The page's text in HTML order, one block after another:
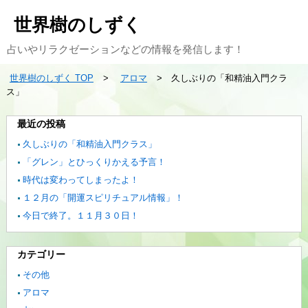
世界樹のしずく
占いやリラクゼーションなどの情報を発信します！
世界樹のしずく TOP アロマ
久しぶりの「和精油入門クラ
ス」
最近の投稿
久しぶりの「和精油入門クラス」
「グレン」とひっくりかえる予言！
時代は変わってしまったよ！
１２月の「開運スピリチュアル情報」！
今日で終了。１１月３０日！
カテゴリー
その他
アロマ